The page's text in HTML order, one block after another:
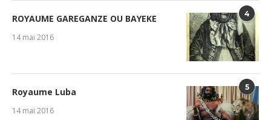
4
ROYAUME GAREGANZE OU BAYEKE
14 mai 2016
5
Royaume Luba
14 mai 2016